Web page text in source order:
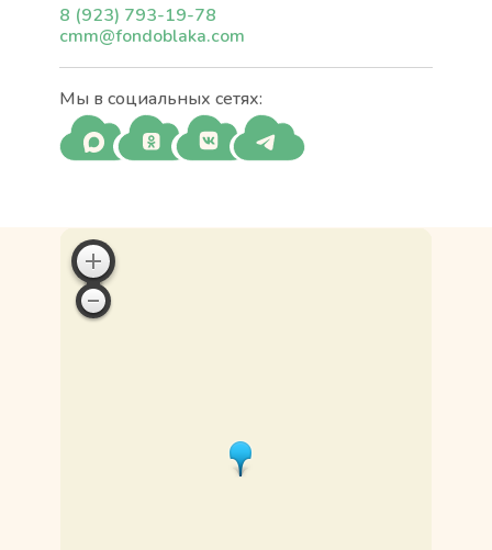
cmm@fondoblaka.com
8 (923) 793-19-78
Мы в социальных сетях: